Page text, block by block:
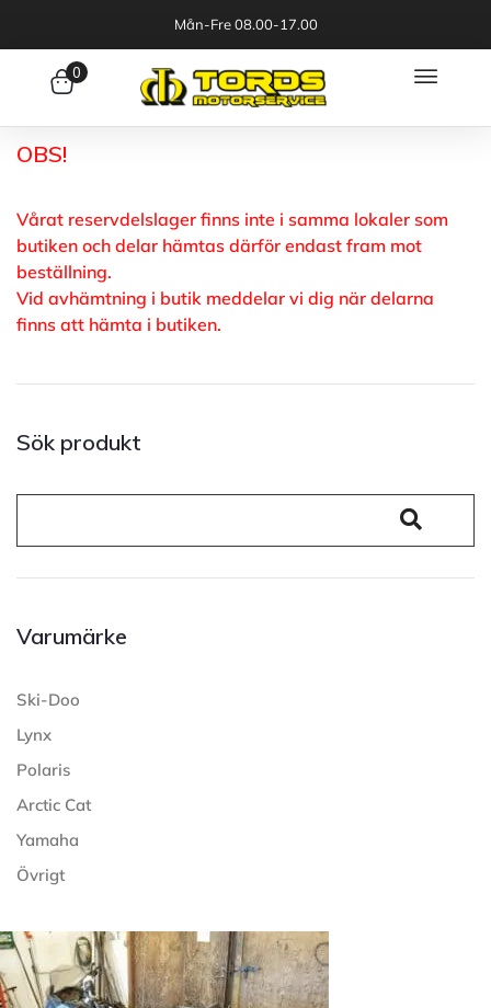
Mån-Fre 08.00-17.00
0
OBS!
Vårat reservdelslager finns inte i samma lokaler som
butiken och delar hämtas därför endast fram mot
beställning.
Vid avhämtning i butik meddelar vi dig när delarna
finns att hämta i butiken.
Sök produkt
Varumärke
Ski-Doo
Lynx
Polaris
Arctic Cat
Yamaha
Övrigt